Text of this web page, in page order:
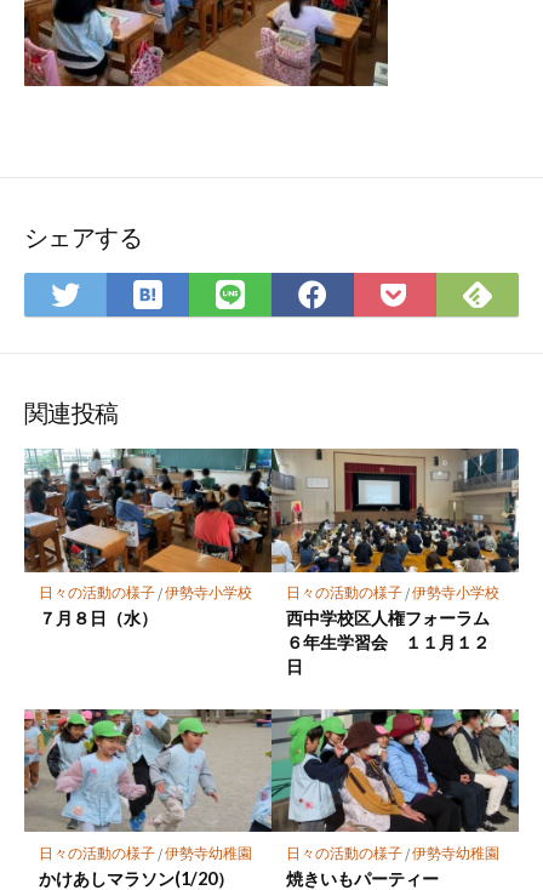
シェアする
Twitter
で
ア
は
て
マ
ー
ク
に
保
存
LINE
で
Facebook
で
Pocket
に
で
関連投稿
日々の活動の様子/伊勢寺小学校
７月８日（水）
日々の活動の様子/伊勢寺小学校
西中学校区人権フォーラム
６年生学習会 １１月１２
日
日々の活動の様子/伊勢寺幼稚園
かけあしマラソン(1/20）
日々の活動の様子/伊勢寺幼稚園
焼きいもパーティー